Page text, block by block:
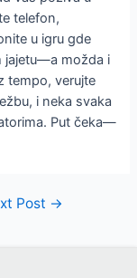
telefon,
u igru gde
jajetu—a možda i
tempo, verujte
i neka svaka
Put čeka—
Post →